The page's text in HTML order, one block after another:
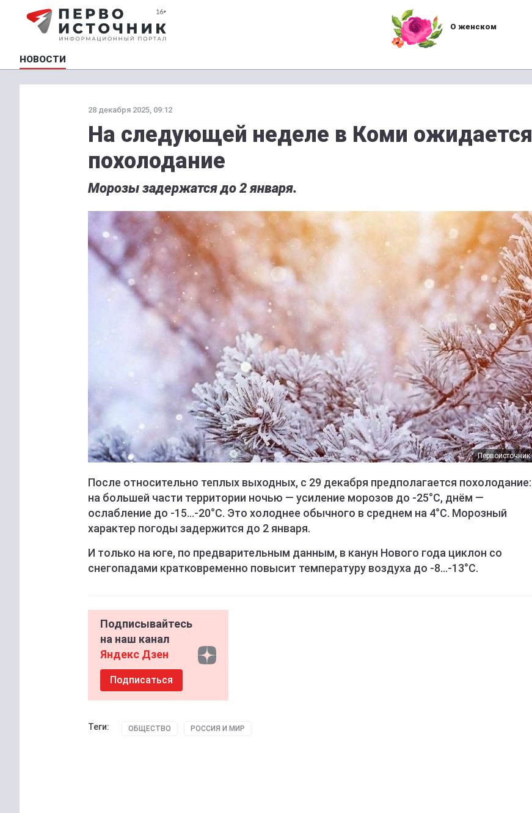
О женском
НОВОСТИ
28 декабря 2025, 09:12
На следующей неделе в Коми ожидается
похолодание
Морозы задержатся до 2 января.
Первоисточник
После относительно теплых выходных, с 29 декабря предполагается похолодание:
на большей части территории ночью — усиление морозов до -25°С, днём —
ослабление до -15...-20°С. Это холоднее обычного в среднем на 4°С. Морозный
характер погоды задержится до 2 января.
И только на юге, по предварительным данным, в канун Нового года циклон со
снегопадами кратковременно повысит температуру воздуха до -8...-13°С.
Подписывайтесь
на наш канал
Яндекс Дзен
Подписаться
Теги: ОБЩЕСТВО РОССИЯ И МИР